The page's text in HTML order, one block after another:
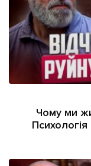
Чому ми